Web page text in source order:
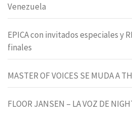
Venezuela
EPICA con invitados especiales y
finales
MASTER OF VOICES SE MUDA A
FLOOR JANSEN – LA VOZ DE